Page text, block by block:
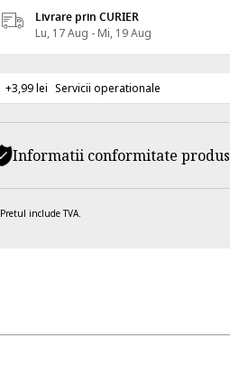
Livrare prin CURIER
Lu, 17 Aug - Mi, 19 Aug
+3,99 lei Servicii operationale
Informatii conformitate produs
Pretul include TVA.